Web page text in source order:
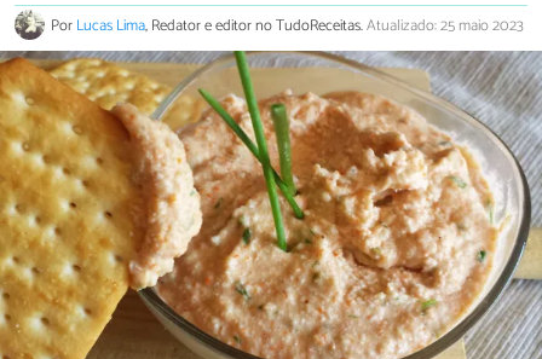
PorLucas Lima, Redator e editor no TudoReceitas.Atualizado: 25 maio 2023